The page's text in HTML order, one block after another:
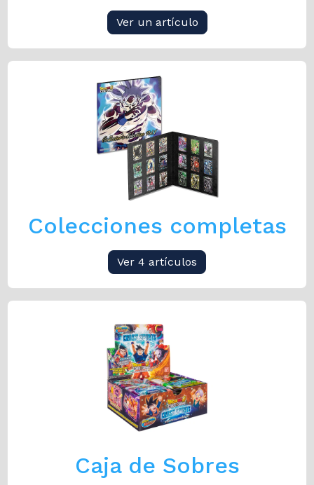
Ver un artículo
Colecciones completas
Ver 4 artículos
Caja de Sobres